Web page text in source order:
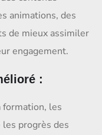
animations, des
de mieux assimiler
engagement.
:
formation, les
progrès des